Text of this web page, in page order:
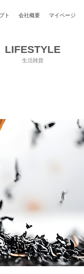
ト 会社概要 マイページ
LIFESTYLE
生活雑貨